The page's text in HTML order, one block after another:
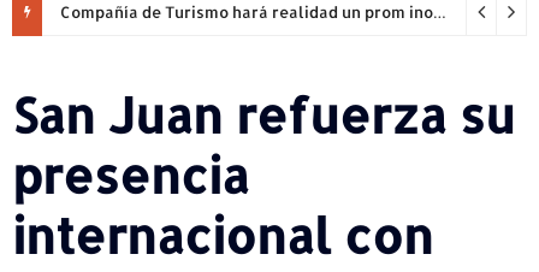
Compañía de Turismo hará realidad un prom inolvidable junto a Jowell para estudiantes de la Escuela Gabriela Mistral
San Juan refuerza su
presencia
internacional con